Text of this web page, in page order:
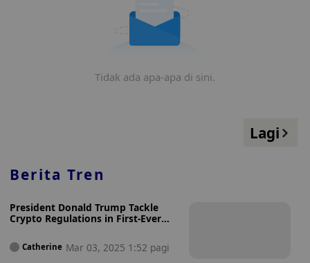
Tidak ada apa-apa di sini.
Lagi
Berita Tren
President Donald Trump Tackle
Crypto Regulations in First-Ever
Industry Response Divided
Catherine Mar 03, 2025 1:52 pagi